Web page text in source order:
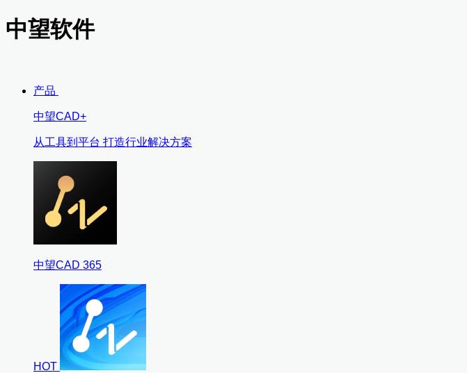
中望软件
产品
中望CAD+
从工具到平台 打造行业解决方案
中望CAD 365
HOT